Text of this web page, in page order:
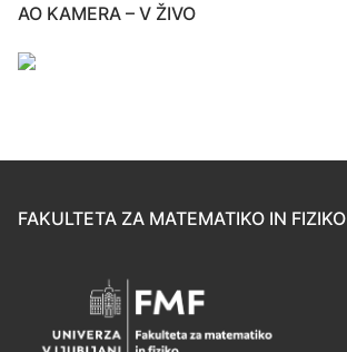
AO KAMERA – V ŽIVO
FAKULTETA ZA MATEMATIKO IN FIZIKO